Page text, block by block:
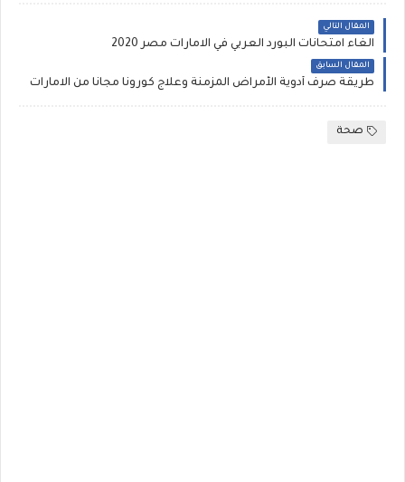
المقال التالي
الغاء امتحانات البورد العربي في الامارات مصر 2020
المقال السابق
طريقة صرف أدوية الأمراض المزمنة وعلاج كورونا مجانا من الامارات
صحة